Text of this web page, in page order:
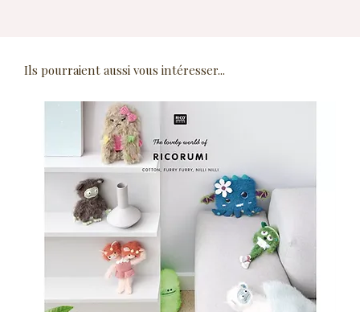
Ils pourraient aussi vous intéresser...